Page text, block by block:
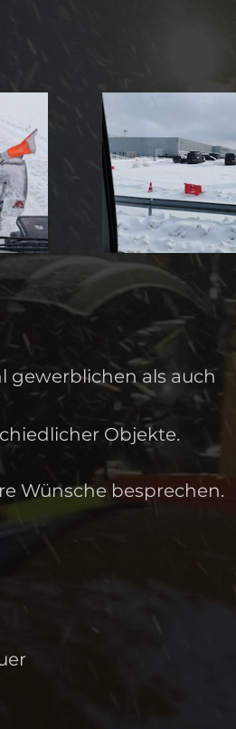
gewerblichen als auch
Objekte.
Wünsche besprechen.